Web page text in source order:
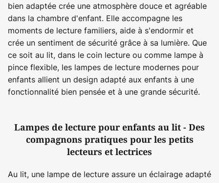
bien adaptée crée une atmosphère douce et agréable
dans la chambre d'enfant. Elle accompagne les
moments de lecture familiers, aide à s'endormir et
crée un sentiment de sécurité grâce à sa lumière. Que
ce soit au lit, dans le coin lecture ou comme lampe à
pince flexible, les lampes de lecture modernes pour
enfants allient un design adapté aux enfants à une
fonctionnalité bien pensée et à une grande sécurité.
Lampes de lecture pour enfants au lit - Des
compagnons pratiques pour les petits
lecteurs et lectrices
Au lit, une lampe de lecture assure un éclairage adapté